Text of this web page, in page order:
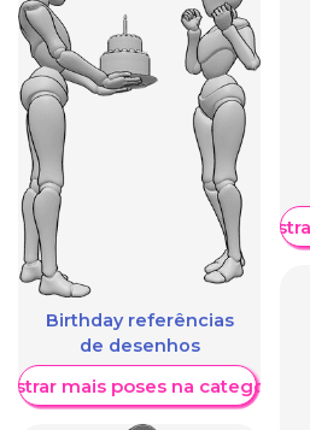
Birthday referências
de desenhos
mais poses na categoria